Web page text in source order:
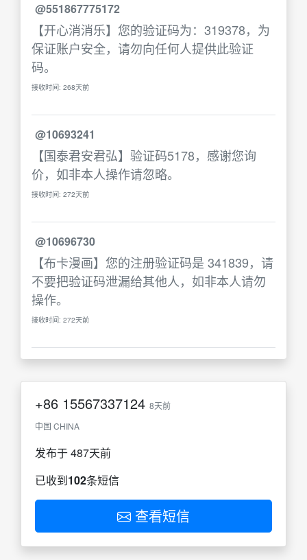
@551867775172
【开心消消乐】您的验证码为：319378，为
保证账户安全，请勿向任何人提供此验证
码。
接收时间: 268天前
@10693241
【国泰君安君弘】验证码5178，感谢您询
价，如非本人操作请忽略。
接收时间: 272天前
@10696730
【布卡漫画】您的注册验证码是 341839，请
不要把验证码泄漏给其他人，如非本人请勿
操作。
接收时间: 272天前
+86 15567337124 8天前
中国 CHINA
发布于 487天前
已收到102条短信
查看短信